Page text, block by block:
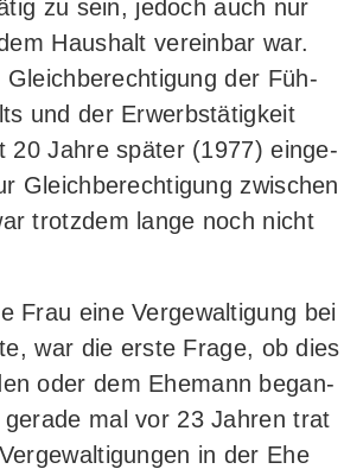
zu sein, jedoch auch nur
Haus­halt ver­ein­bar war.
Gleich­be­rech­ti­gung der Füh­
und der Erwerbs­tä­tig­keit
20 Jah­re spä­ter (1977) ein­ge­
Gleich­be­rech­ti­gung zwi­schen
trotz­dem lan­ge noch nicht
Frau eine Ver­ge­wal­ti­gung bei
war die ers­te Fra­ge, ob dies
oder dem Ehe­mann began­
mal vor 23 Jah­ren trat
in der Ehe